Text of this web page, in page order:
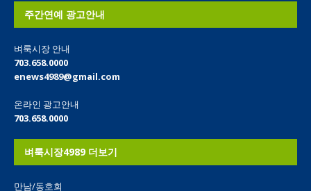
주간연예 광고안내
벼룩시장 안내
703.658.0000
enews4989@gmail.com
온라인 광고안내
703.658.0000
벼룩시장4989 더보기
만남/동호회